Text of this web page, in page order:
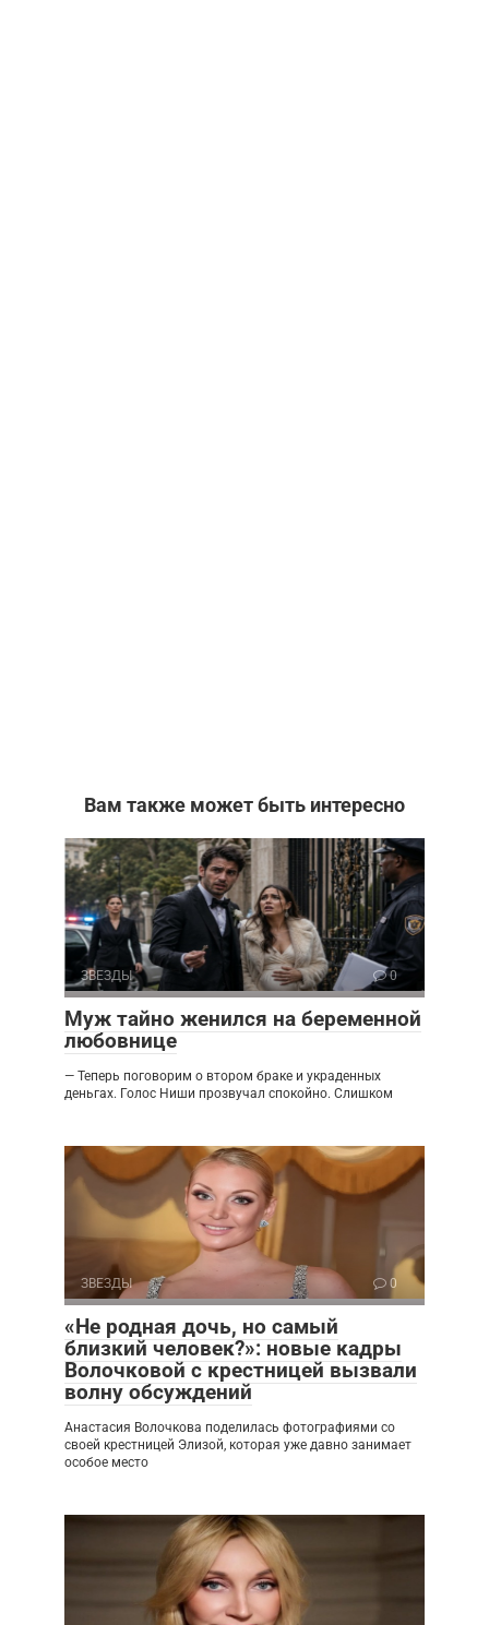
Вам также может быть интересно
ЗВЕЗДЫ 0
Муж тайно женился на беременной
любовнице
— Теперь поговорим о втором браке и украденных
деньгах. Голос Ниши прозвучал спокойно. Слишком
ЗВЕЗДЫ 0
«Не родная дочь, но самый
близкий человек?»: новые кадры
Волочковой с крестницей вызвали
волну обсуждений
Анастасия Волочкова поделилась фотографиями со
своей крестницей Элизой, которая уже давно занимает
особое место